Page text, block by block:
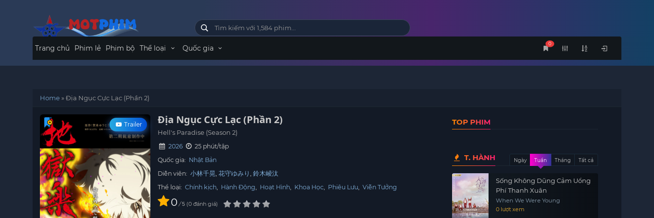
0
Trang chủ Phim lẻ Phim bộ Thể loại Quốc gia
Home»Địa Ngục Cực Lạc (Phần 2)
Trailer Địa Ngục Cực Lạc (Phần 2)
Hell's Paradise (Season 2)
2026
25 phút/tập
Quốc gia: Nhật Bản
Diễn viên: 小林千晃 花守ゆみり 鈴木崚汰
Thể loại: Chính kịch, Hành Động, Hoạt Hình, Khoa Học, Phiêu Lưu, Viễn Tưởng
0 / 5 0 đánh giá
TOP PHIM
T. HÀNH Ngày Tuần Tháng Tất cả
Sống Không Dũng Cảm Uổng
Phí Thanh Xuân
When We Were Young
0 lượt xem